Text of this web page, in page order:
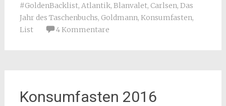
#GoldenBacklist, Atlantik, Blanvalet, Carlsen, Das
Jahr des Taschenbuchs, Goldmann, Konsumfasten,
List
4 Kommentare
Konsumfasten 2016